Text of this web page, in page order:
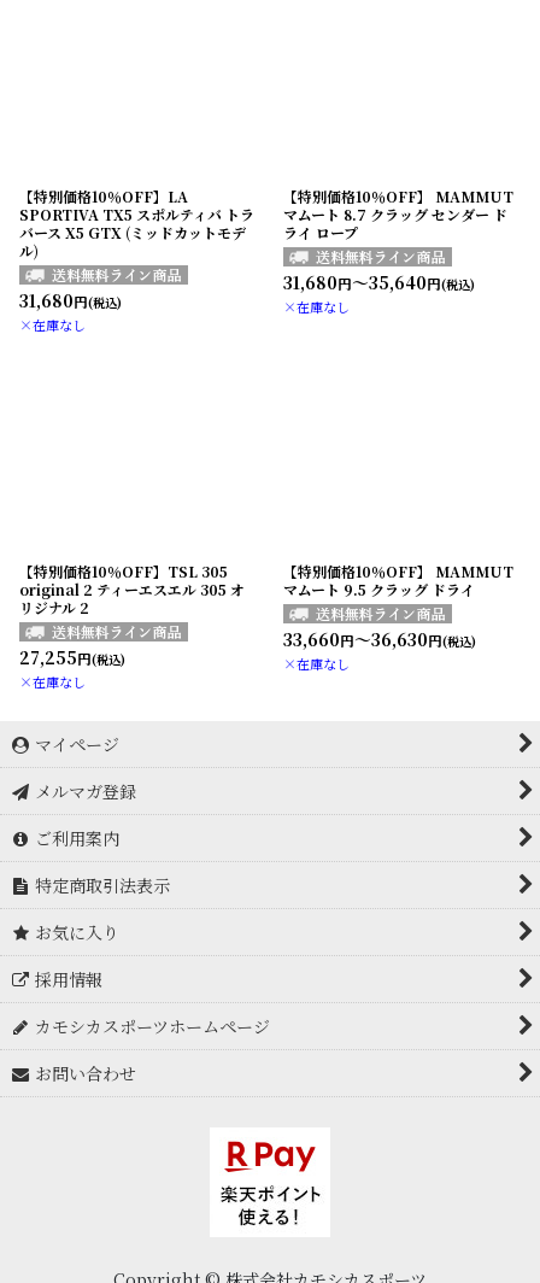
【特別価格10％OFF】LA
SPORTIVA TX5 スポルティバ トラ
バース X5 GTX (ミッドカットモデ
ル)
31,680円(税込)
×在庫なし
【特別価格10％OFF】 MAMMUT
マムート 8.7 クラッグ センダー ド
ライ ロープ
31,680円～35,640円(税込)
×在庫なし
【特別価格10％OFF】TSL 305
original 2 ティーエスエル 305 オ
リジナル 2
27,255円(税込)
×在庫なし
【特別価格10％OFF】 MAMMUT
マムート 9.5 クラッグ ドライ
33,660円～36,630円(税込)
×在庫なし
マイページ
メルマガ登録
ご利用案内
特定商取引法表示
お気に入り
採用情報
カモシカスポーツホームページ
お問い合わせ